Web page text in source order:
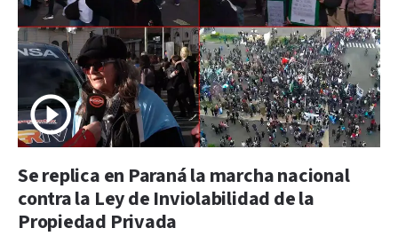
Se replica en Paraná la marcha nacional
contra la Ley de Inviolabilidad de la
Propiedad Privada